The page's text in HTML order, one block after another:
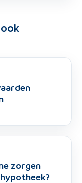
zorgen